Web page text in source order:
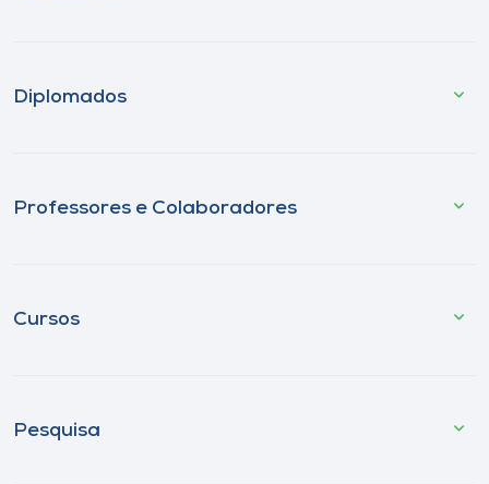
Diplomados
Professores e Colaboradores
Cursos
Pesquisa